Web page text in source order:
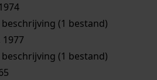
(1 bestand)
(1 bestand)